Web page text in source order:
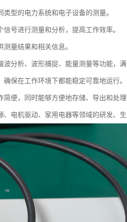
型的电力系统和电子设备的测量。
号进行测量和分析，提高工作效率。
量结果和相关信息。
分析、波形捕捉、能量测量等功能，满
保在工作环境下都能稳定可靠地运行。
便，同时能够方便地存储、导出和处理
电机驱动、家用电器等领域的研发、生